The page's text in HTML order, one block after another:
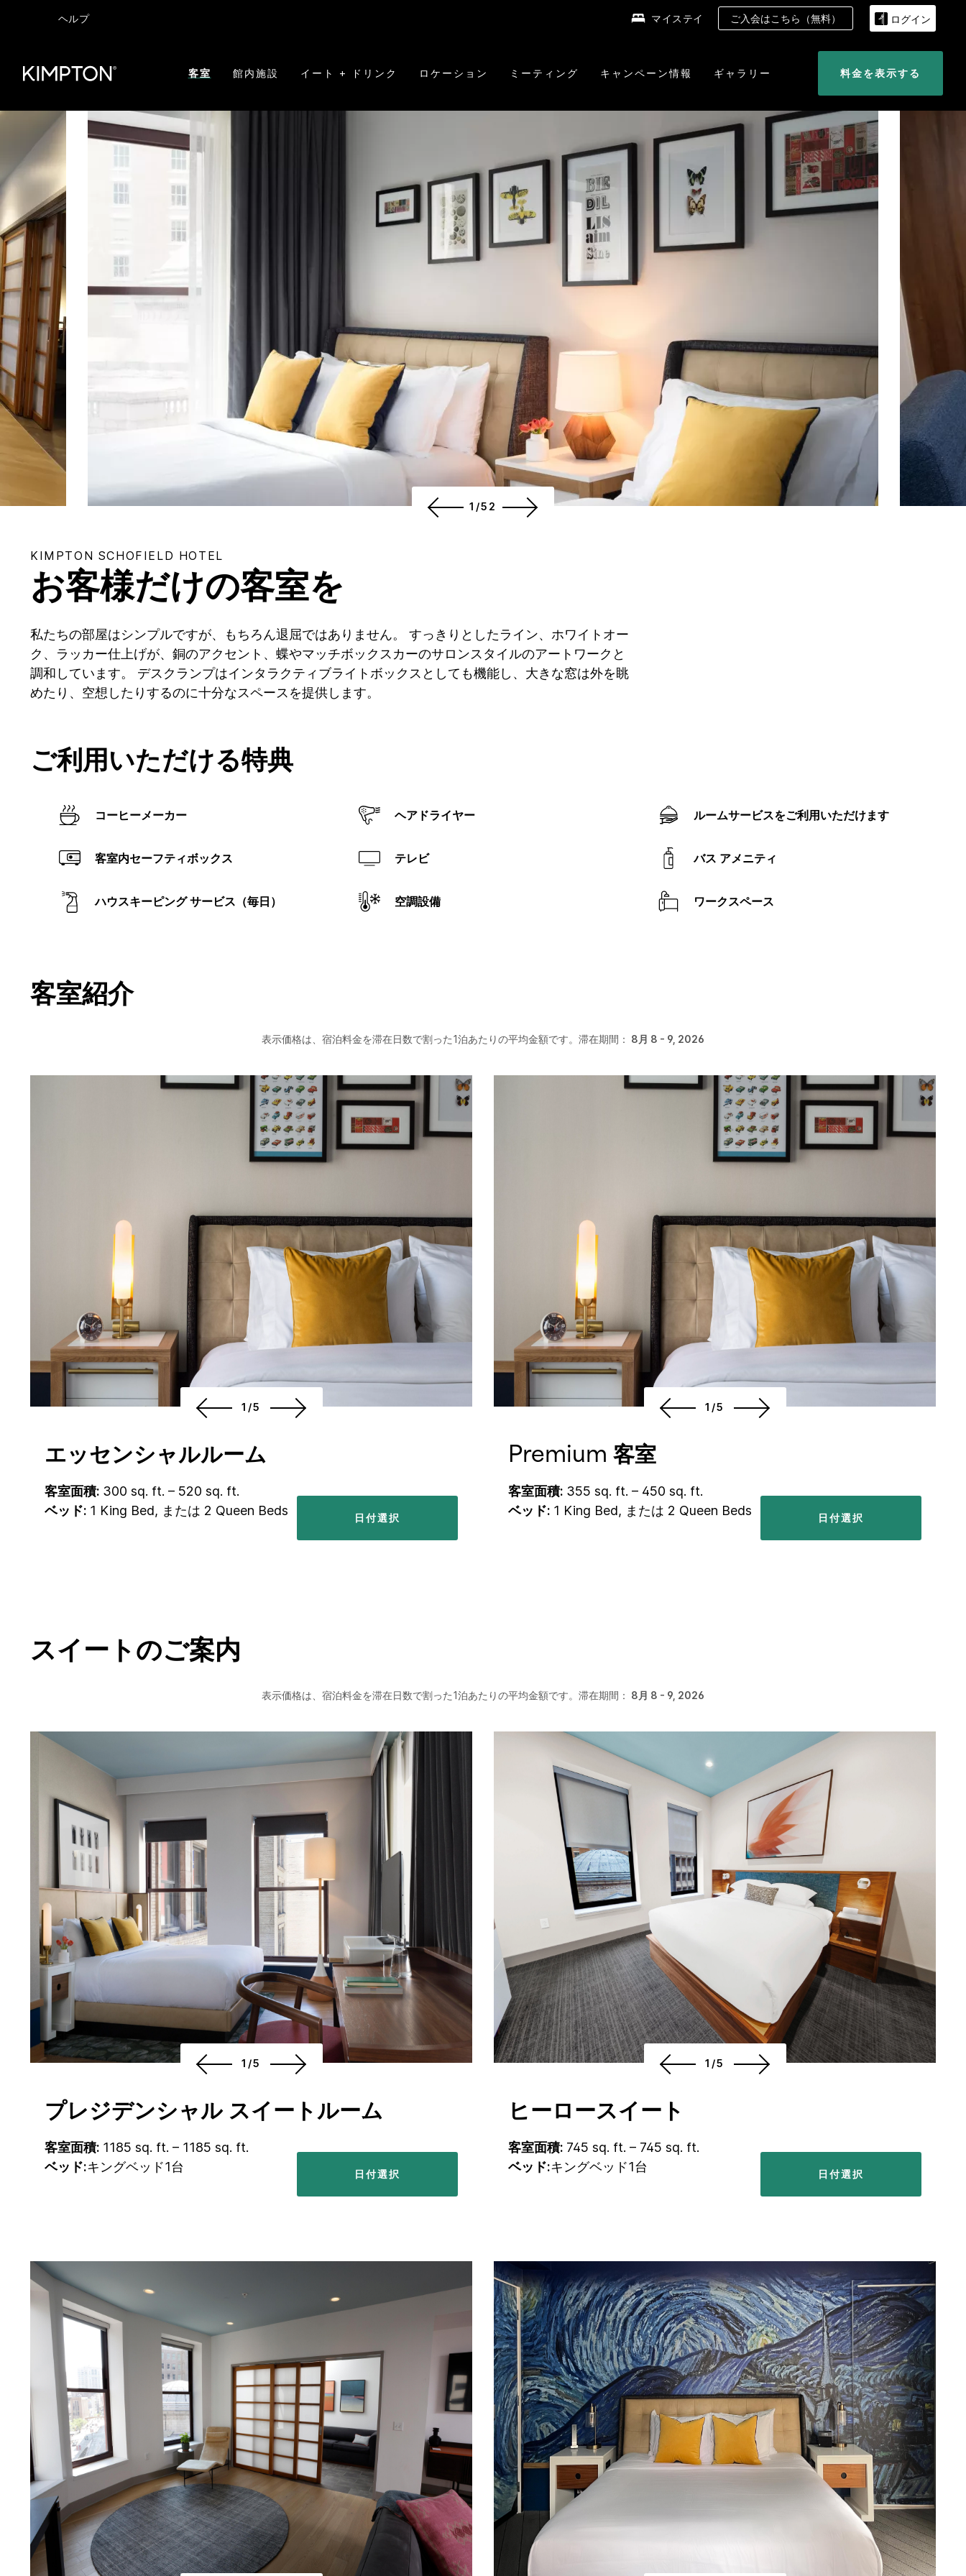
ヘルプ マイステイ ご入会はこちら（無料） ログイン
客室 館内施設 イート + ドリンク ロケーション ミーティング キャンペーン情報 ギャラリー 料金を表示する
1/52
KIMPTON SCHOFIELD HOTEL
お客様だけの客室を
私たちの部屋はシンプルですが、もちろん退屈ではありません。 すっきりとしたライン、ホワイトオー
ク、ラッカー仕上げが、銅のアクセント、蝶やマッチボックスカーのサロンスタイルのアートワークと
調和しています。 デスクランプはインタラクティブライトボックスとしても機能し、大きな窓は外を眺
めたり、空想したりするのに十分なスペースを提供します。
ご利用いただける特典
コーヒーメーカー ヘアドライヤー ルームサービスをご利用いただけます
客室内セーフティボックス テレビ バス アメニティ
ハウスキーピング サービス（毎日） 空調設備 ワークスペース
客室紹介
表示価格は、宿泊料金を滞在日数で割った1泊あたりの平均金額です。滞在期間： 8月 8 - 9, 2026
1/5
エッセンシャルルーム
客室面積: 300 sq. ft. – 520 sq. ft.
ベッド: 1 King Bed, または 2 Queen Beds 日付選択
1/5
Premium 客室
客室面積: 355 sq. ft. – 450 sq. ft.
ベッド: 1 King Bed, または 2 Queen Beds 日付選択
スイートのご案内
表示価格は、宿泊料金を滞在日数で割った1泊あたりの平均金額です。滞在期間： 8月 8 - 9, 2026
1/5
プレジデンシャル スイートルーム
客室面積: 1185 sq. ft. – 1185 sq. ft.
ベッド:キングベッド1台 日付選択
1/5
ヒーロースイート
客室面積: 745 sq. ft. – 745 sq. ft.
ベッド:キングベッド1台 日付選択